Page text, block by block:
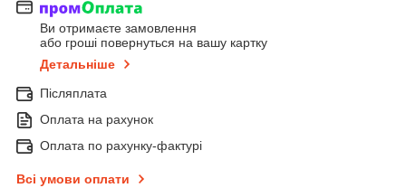
Ви отримаєте замовлення
або гроші повернуться на вашу картку
Детальніше
Післяплата
Оплата на рахунок
Оплата по рахунку-фактурі
Всі умови оплати